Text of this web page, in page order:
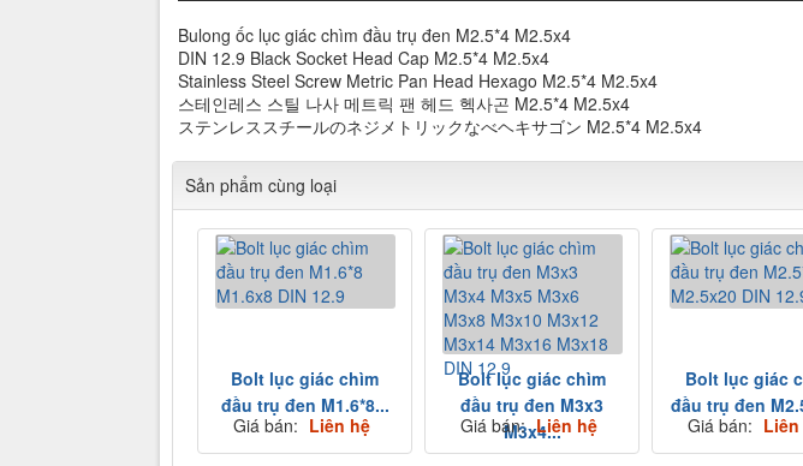
Bulong ốc lục giác chìm đầu trụ đen M2.5*4 M2.5x4
DIN 12.9 Black Socket Head Cap M2.5*4 M2.5x4
Stainless Steel Screw Metric Pan Head Hexago M2.5*4 M2.5x4
스테인레스 스틸 나사 메트릭 팬 헤드 헥사곤 M2.5*4 M2.5x4
ステンレススチールのネジメトリックなべヘキサゴン M2.5*4 M2.5x4
Sản phẩm cùng loại
Bolt lục giác chìm
đầu trụ đen M1.6*8...
Giá bán: Liên hệ
Bolt lục giác chìm
đầu trụ đen M3x3
M3x4...
Giá bán: Liên hệ
Bolt lục giác
đầu trụ đen
Giá bán: